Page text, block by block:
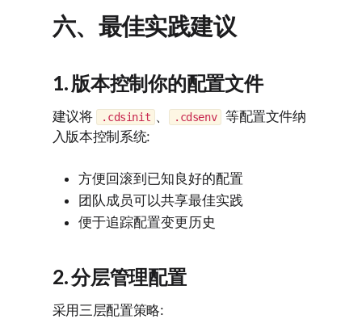
六、最佳实践建议
1. 版本控制你的配置文件
建议将 .cdsinit 、 .cdsenv
等配置文件纳
入版本控制系统:
方便回滚到已知良好的配置
团队成员可以共享最佳实践
便于追踪配置变更历史
2. 分层管理配置
采用三层配置策略: